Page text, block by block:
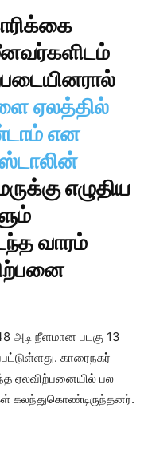
ஏலத்தில்
என
எழுதிய
வாரம்
அடி நீளமான படகு 13
காரைநகர்
ஏலவிற்பனையில் பல
கலந்துகொண்டிருந்தனர்.